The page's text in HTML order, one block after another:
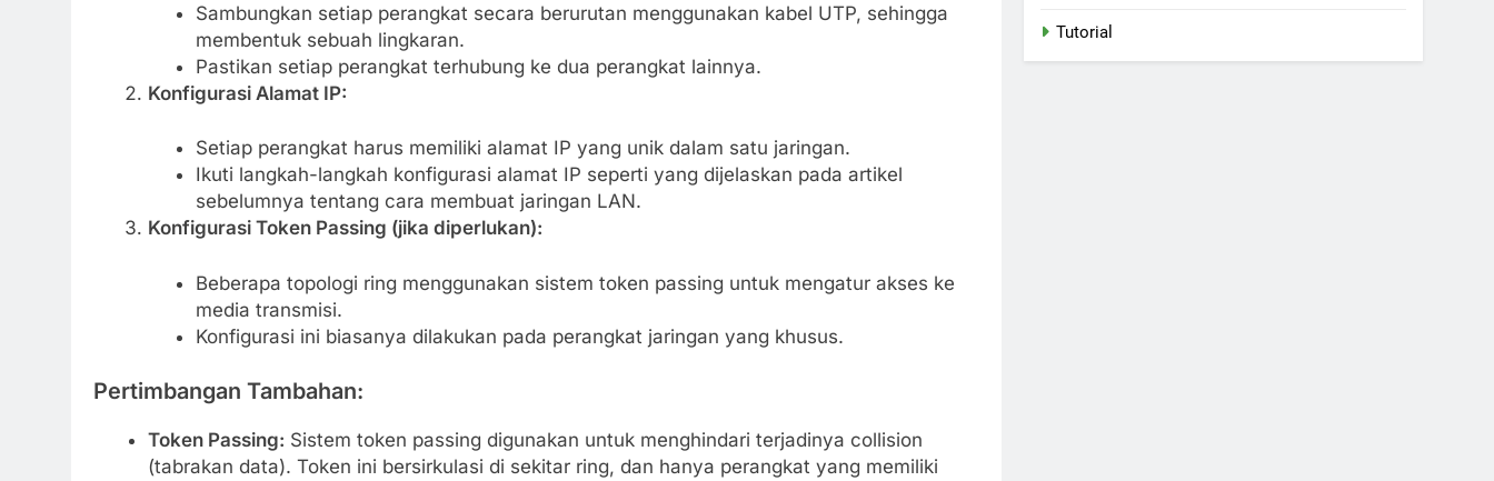
Sambungkan setiap perangkat secara berurutan menggunakan kabel UTP, sehingga
membentuk sebuah lingkaran.
Pastikan setiap perangkat terhubung ke dua perangkat lainnya.
Konfigurasi Alamat IP:
Setiap perangkat harus memiliki alamat IP yang unik dalam satu jaringan.
Ikuti langkah-langkah konfigurasi alamat IP seperti yang dijelaskan pada artikel
sebelumnya tentang cara membuat jaringan LAN.
Konfigurasi Token Passing (jika diperlukan):
Beberapa topologi ring menggunakan sistem token passing untuk mengatur akses ke
media transmisi.
Konfigurasi ini biasanya dilakukan pada perangkat jaringan yang khusus.
Pertimbangan Tambahan:
Token Passing: Sistem token passing digunakan untuk menghindari terjadinya collision
(tabrakan data). Token ini bersirkulasi di sekitar ring, dan hanya perangkat yang memiliki
Tutorial